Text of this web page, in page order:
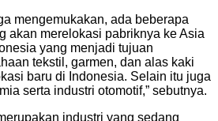
mengemukakan, ada beberapa
akan merelokasi pabriknya ke Asia
yang menjadi tujuan
tekstil, garmen, dan alas kaki
baru di Indonesia. Selain itu juga
serta industri otomotif,” sebutnya.
industri yang sedang